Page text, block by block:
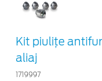
Kit piuliţe
aliaj
1719997